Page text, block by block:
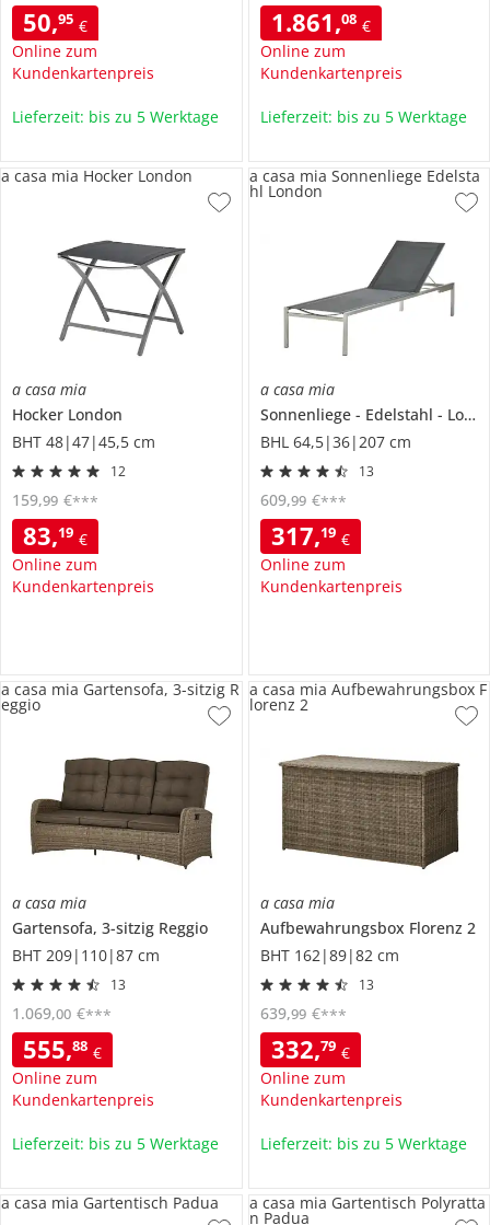
50,95 €
Online zum
Kundenkartenpreis
Lieferzeit: bis zu 5 Werktage
1.861,08 €
Online zum
Kundenkartenpreis
Lieferzeit: bis zu 5 Werktage
a casa mia
Hocker London
BHT 48|47|45,5 cm
12
83,19 €
Online zum
Kundenkartenpreis
159,99 €***
a casa mia Hocker London
a casa mia
Sonnenliege
Edelstahl
London
BHL 64,5|36|207 cm
13
317,19 €
Online zum
Kundenkartenpreis
609,99 €***
a casa mia Sonnenliege Edelsta
hl London
a casa mia
Gartensofa, 3-sitzig Reggio
BHT 209|110|87 cm
13
555,88 €
Online zum
Kundenkartenpreis
1.069,00 €***
a casa mia Gartensofa, 3-sitzig R
eggio
Lieferzeit: bis zu 5 Werktage
a casa mia
Aufbewahrungsbox Florenz 2
BHT 162|89|82 cm
13
332,79 €
Online zum
Kundenkartenpreis
639,99 €***
a casa mia Aufbewahrungsbox F
lorenz 2
Lieferzeit: bis zu 5 Werktage
a casa mia Gartentisch Padua a casa mia Gartentisch Polyratta
n Padua